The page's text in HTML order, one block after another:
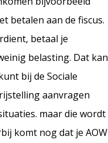
betalen aan de fiscus.
betaal je
belasting. Dat kan
bij de Sociale
aanvragen
maar die wordt
komt nog dat je AOW